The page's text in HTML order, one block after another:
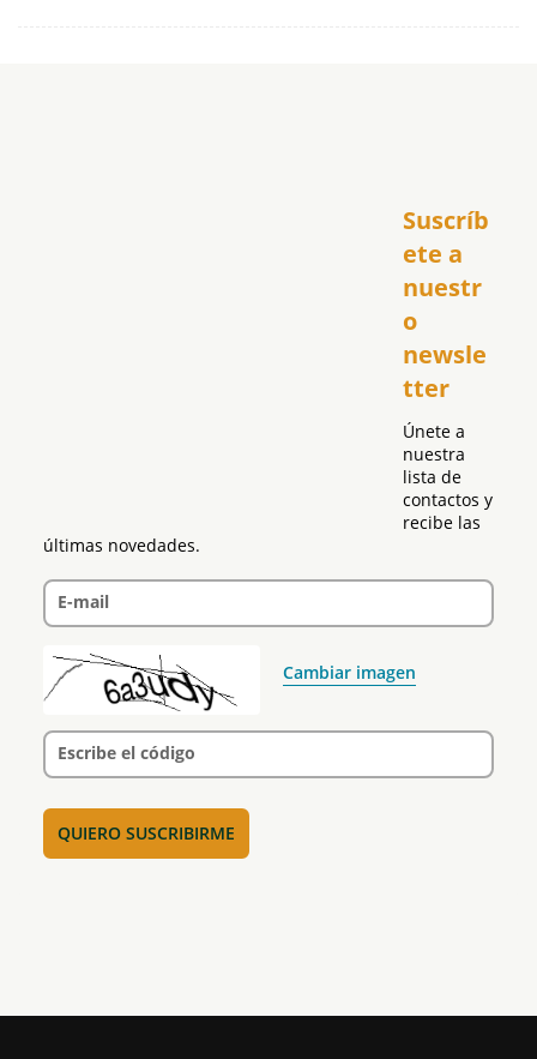
Suscríb
ete a
nuestr
o
newsle
tter
Únete a
nuestra
lista de
contactos y
recibe las
últimas novedades.
E-mail
Cambiar imagen
Escribe el código